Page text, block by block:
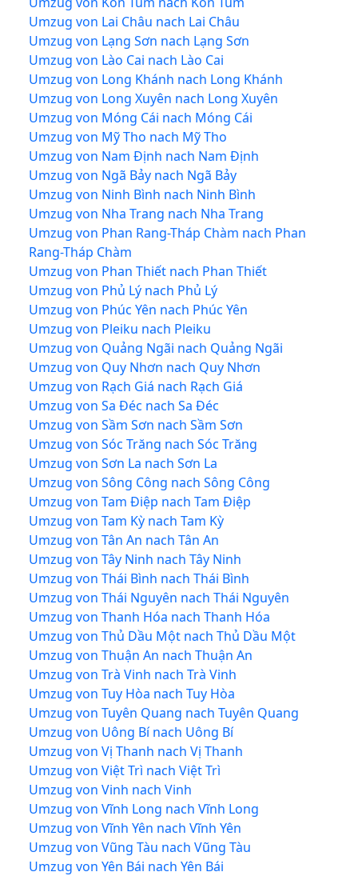
Umzug von Lai Châu nach Lai Châu
Umzug von Lạng Sơn nach Lạng Sơn
Umzug von Lào Cai nach Lào Cai
Umzug von Long Khánh nach Long Khánh
Umzug von Long Xuyên nach Long Xuyên
Umzug von Móng Cái nach Móng Cái
Umzug von Mỹ Tho nach Mỹ Tho
Umzug von Nam Định nach Nam Định
Umzug von Ngã Bảy nach Ngã Bảy
Umzug von Ninh Bình nach Ninh Bình
Umzug von Nha Trang nach Nha Trang
Umzug von Phan Rang-Tháp Chàm nach Phan
Rang-Tháp Chàm
Umzug von Phan Thiết nach Phan Thiết
Umzug von Phủ Lý nach Phủ Lý
Umzug von Phúc Yên nach Phúc Yên
Umzug von Pleiku nach Pleiku
Umzug von Quảng Ngãi nach Quảng Ngãi
Umzug von Quy Nhơn nach Quy Nhơn
Umzug von Rạch Giá nach Rạch Giá
Umzug von Sa Đéc nach Sa Đéc
Umzug von Sầm Sơn nach Sầm Sơn
Umzug von Sóc Trăng nach Sóc Trăng
Umzug von Sơn La nach Sơn La
Umzug von Sông Công nach Sông Công
Umzug von Tam Điệp nach Tam Điệp
Umzug von Tam Kỳ nach Tam Kỳ
Umzug von Tân An nach Tân An
Umzug von Tây Ninh nach Tây Ninh
Umzug von Thái Bình nach Thái Bình
Umzug von Thái Nguyên nach Thái Nguyên
Umzug von Thanh Hóa nach Thanh Hóa
Umzug von Thủ Dầu Một nach Thủ Dầu Một
Umzug von Thuận An nach Thuận An
Umzug von Trà Vinh nach Trà Vinh
Umzug von Tuy Hòa nach Tuy Hòa
Umzug von Tuyên Quang nach Tuyên Quang
Umzug von Uông Bí nach Uông Bí
Umzug von Vị Thanh nach Vị Thanh
Umzug von Việt Trì nach Việt Trì
Umzug von Vinh nach Vinh
Umzug von Vĩnh Long nach Vĩnh Long
Umzug von Vĩnh Yên nach Vĩnh Yên
Umzug von Vũng Tàu nach Vũng Tàu
Umzug von Yên Bái nach Yên Bái